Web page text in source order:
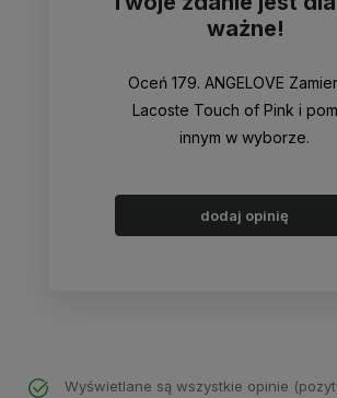
ważne!
Oceń 179. ANGELOVE
Lacoste Touch of Pink i
innym w wyborze.
dodaj opinię
Wyświetlane są wszystkie opinie